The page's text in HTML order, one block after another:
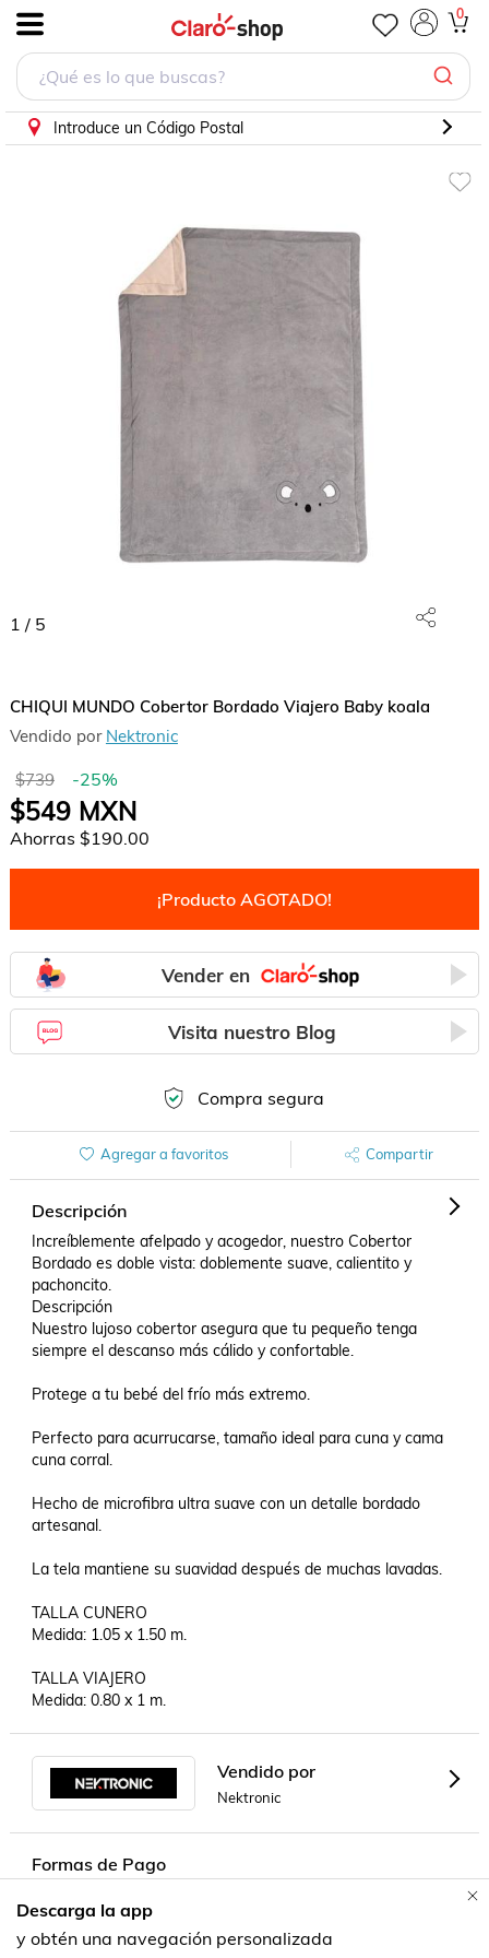
0
Introduce un Código Postal
1 / 5
CHIQUI MUNDO Cobertor Bordado Viajero Baby koala
Vendido por Nektronic
$739 -25%
$549MXN
Ahorras $190.00
¡Producto AGOTADO!
Vender en
Visita nuestro Blog
Compra segura
Agregar a favoritos Compartir
Descripción
Increíblemente afelpado y acogedor, nuestro Cobertor
Bordado es doble vista: doblemente suave, calientito y
pachoncito.
Descripción
Nuestro lujoso cobertor asegura que tu pequeño tenga
siempre el descanso más cálido y confortable.
Protege a tu bebé del frío más extremo.
Perfecto para acurrucarse, tamaño ideal para cuna y cama
cuna corral.
Hecho de microfibra ultra suave con un detalle bordado
artesanal.
La tela mantiene su suavidad después de muchas lavadas.
TALLA CUNERO
Medida: 1.05 x 1.50 m.
TALLA VIAJERO
Medida: 0.80 x 1 m.
Vendido por
Nektronic
Formas de Pago
Descarga la app
y obtén una navegación personalizada
CHIQUI MUNDO Cobertor Bordado Viajero Baby koala